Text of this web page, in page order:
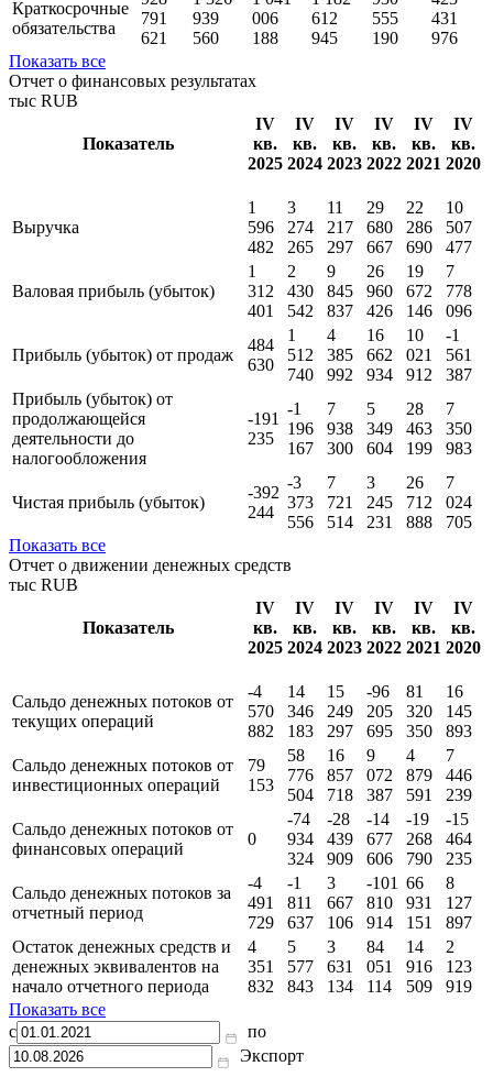
Долгосрочные
обязательства
97
033
487
15 281
613
9 281
387
32 021
233
41 295
929
30 392
778
Краткосрочные
обязательства
791
939
006
Показать все
Отчет о финансовых результатах
кв.
2025
кв.
2024
IV
кв.
2023
IV
кв.
2022
IV
кв.
2021
IV
кв.
2020
Выручка
1
596
482
3
274
265
11
217
297
29
680
667
22
286
690
10
507
477
Валовая прибыль (убыток)
1
312
2
430
542
9
845
837
26
960
426
19
672
146
7
778
096
Прибыль (убыток) от продаж
484
630
1
512
740
4
385
992
16
662
934
10
021
912
-1
561
387
продолжающейся
деятельности до
-191
235
-1
196
167
7
938
300
5
349
604
28
463
199
7
350
983
Чистая прибыль (убыток)
-392
373
Показать все
Отчет о движении денежных средств
Показатель
IV
кв.
2025
IV
кв.
2024
IV
кв.
2023
IV
кв.
2022
IV
кв.
2021
IV
кв.
2020
Сальдо денежных потоков от
текущих операций
-4
570
14
346
183
15
249
297
-96
205
695
81
320
350
16
145
893
Сальдо денежных потоков от
инвестиционных операций
79
58
776
504
16
857
718
9
072
387
4
879
591
7
446
239
Сальдо денежных потоков от
финансовых операций
0
-74
934
324
-28
439
909
-14
677
606
-19
268
790
-15
464
235
Сальдо денежных потоков за
отчетный период
-4
491
729
-1
811
637
3
667
106
-101
810
914
66
931
151
8
127
897
Остаток денежных средств и
денежных эквивалентов на
начало отчетного периода
351
832
843